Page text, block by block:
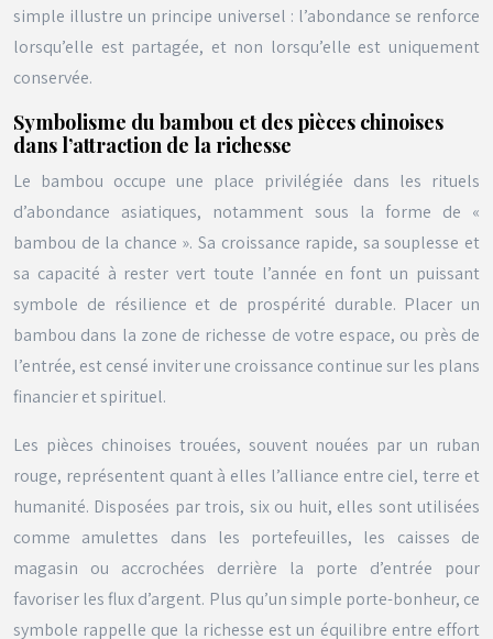
simple illustre un principe universel : l’abondance se renforce
lorsqu’elle est partagée, et non lorsqu’elle est uniquement
conservée.
Symbolisme du bambou et des pièces chinoises
dans l’attraction de la richesse
Le bambou occupe une place privilégiée dans les rituels
d’abondance asiatiques, notamment sous la forme de «
bambou de la chance ». Sa croissance rapide, sa souplesse et
sa capacité à rester vert toute l’année en font un puissant
symbole de résilience et de prospérité durable. Placer un
bambou dans la zone de richesse de votre espace, ou près de
l’entrée, est censé inviter une croissance continue sur les plans
financier et spirituel.
Les pièces chinoises trouées, souvent nouées par un ruban
rouge, représentent quant à elles l’alliance entre ciel, terre et
humanité. Disposées par trois, six ou huit, elles sont utilisées
comme amulettes dans les portefeuilles, les caisses de
magasin ou accrochées derrière la porte d’entrée pour
favoriser les flux d’argent. Plus qu’un simple porte-bonheur, ce
symbole rappelle que la richesse est un équilibre entre effort